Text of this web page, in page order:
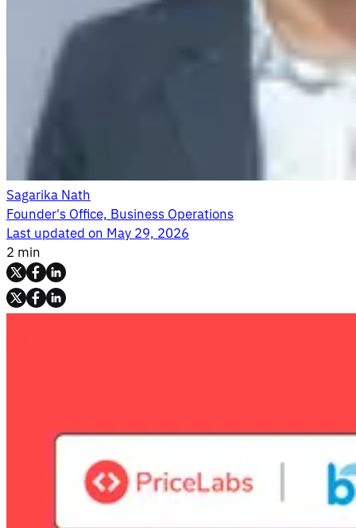
Sagarika Nath
Founder's Office, Business Operations
Last updated onMay 29, 2026
2 min